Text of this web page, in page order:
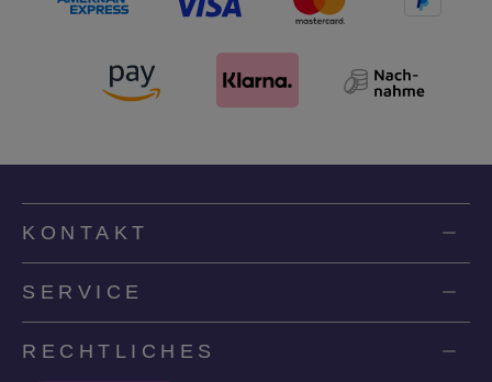
KONTAKT
SERVICE
RECHTLICHES